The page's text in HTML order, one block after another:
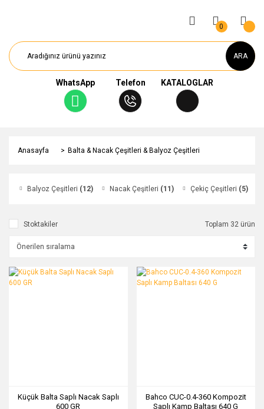
ARA
WhatsApp Telefon KATALOGLAR
0
Anasayfa Balta & Nacak Çeşitleri & Balyoz Çeşitleri
Balyoz Çeşitleri (12) Nacak Çeşitleri (11) Çekiç Çeşitleri (5)
Stoktakiler Toplam 32 ürün
Küçük Balta Saplı Nacak Saplı
600 GR
Bahco CUC-0.4-360 Kompozit
Saplı Kamp Baltası 640 G